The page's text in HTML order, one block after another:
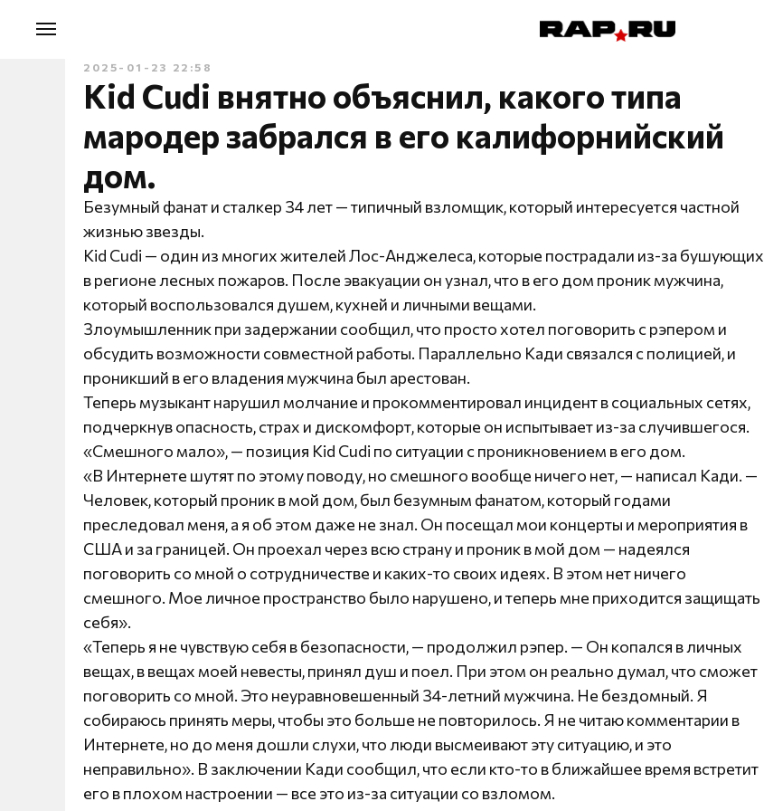
2025-01-23 22:58
Kid Cudi внятно объяснил, какого типа
мародер забрался в его калифорнийский
дом.
Безумный фанат и сталкер 34 лет — типичный взломщик, который интересуется частной
жизнью звезды.
Kid Cudi — один из многих жителей Лос-Анджелеса, которые пострадали из-за бушующих
в регионе лесных пожаров. После эвакуации он узнал, что в его дом проник мужчина,
который воспользовался душем, кухней и личными вещами.
Злоумышленник при задержании сообщил, что просто хотел поговорить с рэпером и
обсудить возможности совместной работы. Параллельно Кади связался с полицией, и
проникший в его владения мужчина был арестован.
Теперь музыкант нарушил молчание и прокомментировал инцидент в социальных сетях,
подчеркнув опасность, страх и дискомфорт, которые он испытывает из-за случившегося.
«Смешного мало», — позиция Kid Cudi по ситуации с проникновением в его дом.
«В Интернете шутят по этому поводу, но смешного вообще ничего нет, — написал Кади. —
Человек, который проник в мой дом, был безумным фанатом, который годами
преследовал меня, а я об этом даже не знал. Он посещал мои концерты и мероприятия в
США и за границей. Он проехал через всю страну и проник в мой дом — надеялся
поговорить со мной о сотрудничестве и каких-то своих идеях. В этом нет ничего
смешного. Мое личное пространство было нарушено, и теперь мне приходится защищать
себя».
«Теперь я не чувствую себя в безопасности, — продолжил рэпер. — Он копался в личных
вещах, в вещах моей невесты, принял душ и поел. При этом он реально думал, что сможет
поговорить со мной. Это неуравновешенный 34-летний мужчина. Не бездомный. Я
собираюсь принять меры, чтобы это больше не повторилось. Я не читаю комментарии в
Интернете, но до меня дошли слухи, что люди высмеивают эту ситуацию, и это
неправильно». В заключении Кади сообщил, что если кто-то в ближайшее время встретит
его в плохом настроении — все это из-за ситуации со взломом.